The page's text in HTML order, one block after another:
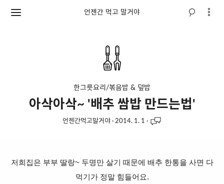
언젠간 먹고 말거야
한그릇요리/볶음밥 & 덮밥
아삭아삭~ '배추 쌈밥 만드는법'
언젠간먹고말거야· 2014. 1. 1 ·
저희집은 부부 딸랑~ 두명만 살기 때문에 배추 한통을 사면 다
먹기가 정말 힘들어요.